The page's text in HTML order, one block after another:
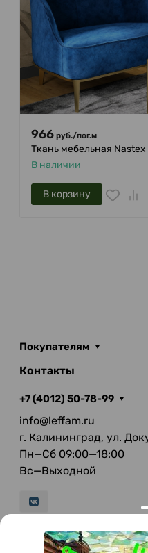
966 руб./пог.м
Ткань мебельная Nastex
В наличии
В корзину
Покупателям
Контакты
+7 (4012) 50-78-99
info@leffam.ru
г. Калининград, ул.
Пн—Сб 09:00—18:00
Вс—Выходной
© 2026 LeFFAM —